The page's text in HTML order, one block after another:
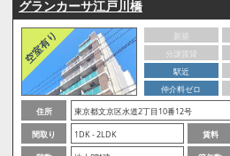
グランカーサ江戸川橋
新築
分譲賃貸
駅近
仲介料ゼロ
住所
東京都文京区水道2丁目10番12号
間取り
1DK - 2LDK 賃料